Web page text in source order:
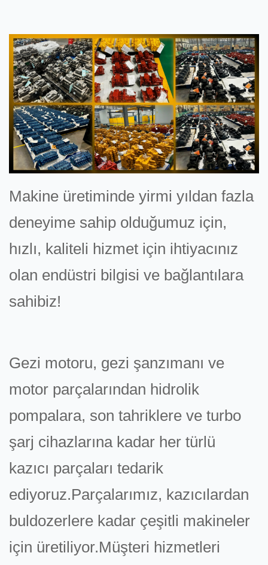
Makine üretiminde yirmi yıldan fazla
deneyime sahip olduğumuz için,
hızlı, kaliteli hizmet için ihtiyacınız
olan endüstri bilgisi ve bağlantılara
sahibiz!
Gezi motoru, gezi şanzımanı ve
motor parçalarından hidrolik
pompalara, son tahriklere ve turbo
şarj cihazlarına kadar her türlü
kazıcı parçaları tedarik
ediyoruz.Parçalarımız, kazıcılardan
buldozerlere kadar çeşitli makineler
için üretiliyor.Müşteri hizmetleri